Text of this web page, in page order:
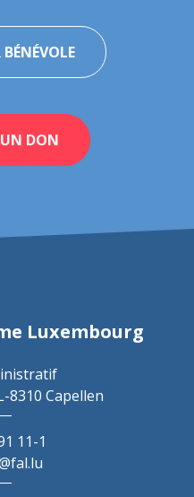
BÉNÉVOLE
DON
Luxembourg
8310 Capellen
11-1